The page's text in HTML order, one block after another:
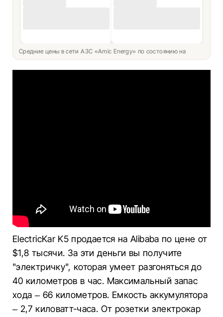
Средние цены в сети АЗС «Amic Energy» по состоянию на
ElectricKar K5 продается на Alibaba по цене от
$1,8 тысячи. За эти деньги вы получите
"электричку", которая умеет разгоняться до
40 километров в час. Максимальный запас
хода – 66 километров. Емкость аккумулятора
– 2,7 киловатт-часа. От розетки электрокар